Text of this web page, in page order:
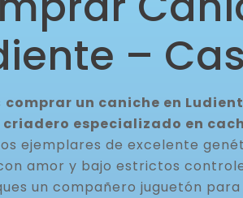
–
comprar un caniche en
criadero especializado en
ejemplares de excelente
amor y bajo estrictos
un compañero juguetón